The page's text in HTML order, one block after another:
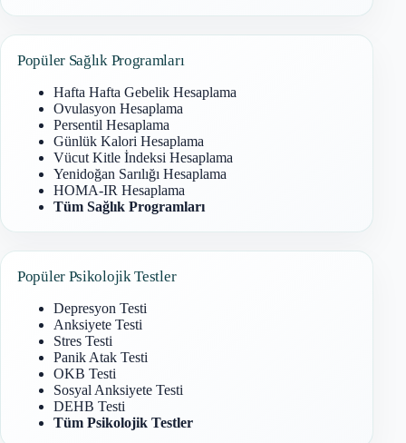
Popüler Sağlık Programları
Hafta Hafta Gebelik Hesaplama
Ovulasyon Hesaplama
Persentil Hesaplama
Günlük Kalori Hesaplama
Vücut Kitle İndeksi Hesaplama
Yenidoğan Sarılığı Hesaplama
HOMA-IR Hesaplama
Tüm Sağlık Programları
Popüler Psikolojik Testler
Depresyon Testi
Anksiyete Testi
Stres Testi
Panik Atak Testi
OKB Testi
Sosyal Anksiyete Testi
DEHB Testi
Tüm Psikolojik Testler